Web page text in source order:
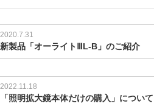
2020.7.31
新製品「オーライトⅢL-B」のご紹介
2022.11.18
「照明拡大鏡本体だけの購入」について